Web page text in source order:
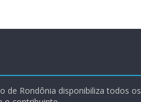
de Rondônia disponibiliza todos os